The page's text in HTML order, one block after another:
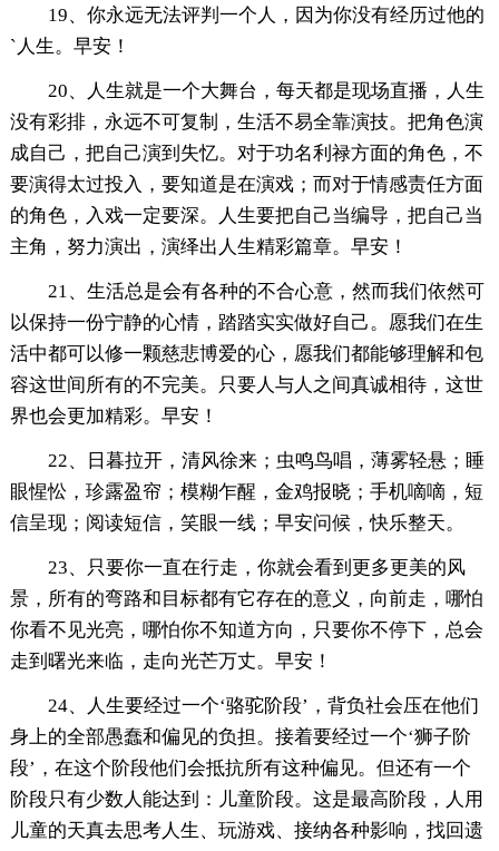
19、你永远无法评判一个人，因为你没有经历过他的
`人生。早安！
20、人生就是一个大舞台，每天都是现场直播，人生
没有彩排，永远不可复制，生活不易全靠演技。把角色演
成自己，把自己演到失忆。对于功名利禄方面的角色，不
要演得太过投入，要知道是在演戏；而对于情感责任方面
的角色，入戏一定要深。人生要把自己当编导，把自己当
主角，努力演出，演绎出人生精彩篇章。早安！
21、生活总是会有各种的不合心意，然而我们依然可
以保持一份宁静的心情，踏踏实实做好自己。愿我们在生
活中都可以修一颗慈悲博爱的心，愿我们都能够理解和包
容这世间所有的不完美。只要人与人之间真诚相待，这世
界也会更加精彩。早安！
22、日暮拉开，清风徐来；虫鸣鸟唱，薄雾轻悬；睡
眼惺忪，珍露盈帘；模糊乍醒，金鸡报晓；手机嘀嘀，短
信呈现；阅读短信，笑眼一线；早安问候，快乐整天。
23、只要你一直在行走，你就会看到更多更美的风
景，所有的弯路和目标都有它存在的意义，向前走，哪怕
你看不见光亮，哪怕你不知道方向，只要你不停下，总会
走到曙光来临，走向光芒万丈。早安！
24、人生要经过一个‘骆驼阶段’，背负社会压在他们
身上的全部愚蠢和偏见的负担。接着要经过一个‘狮子阶
段’，在这个阶段他们会抵抗所有这种偏见。但还有一个
阶段只有少数人能达到：儿童阶段。这是最高阶段，人用
儿童的天真去思考人生、玩游戏、接纳各种影响，找回遗